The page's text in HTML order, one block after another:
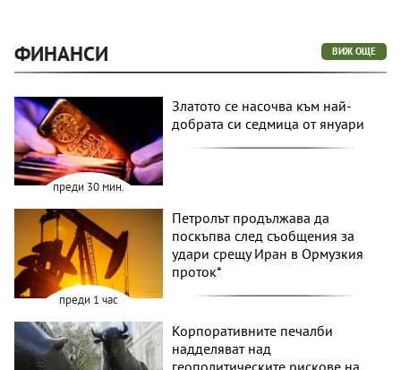
ФИНАНСИ ВИЖ ОЩЕ
преди 30 мин.
Златото се насочва към най-
добрата си седмица от януари
преди 1 час
Петролът продължава да
поскъпва след съобщения за
удари срещу Иран в Ормузкия
проток*
Корпоративните печалби
надделяват над
геополитическите рискове на